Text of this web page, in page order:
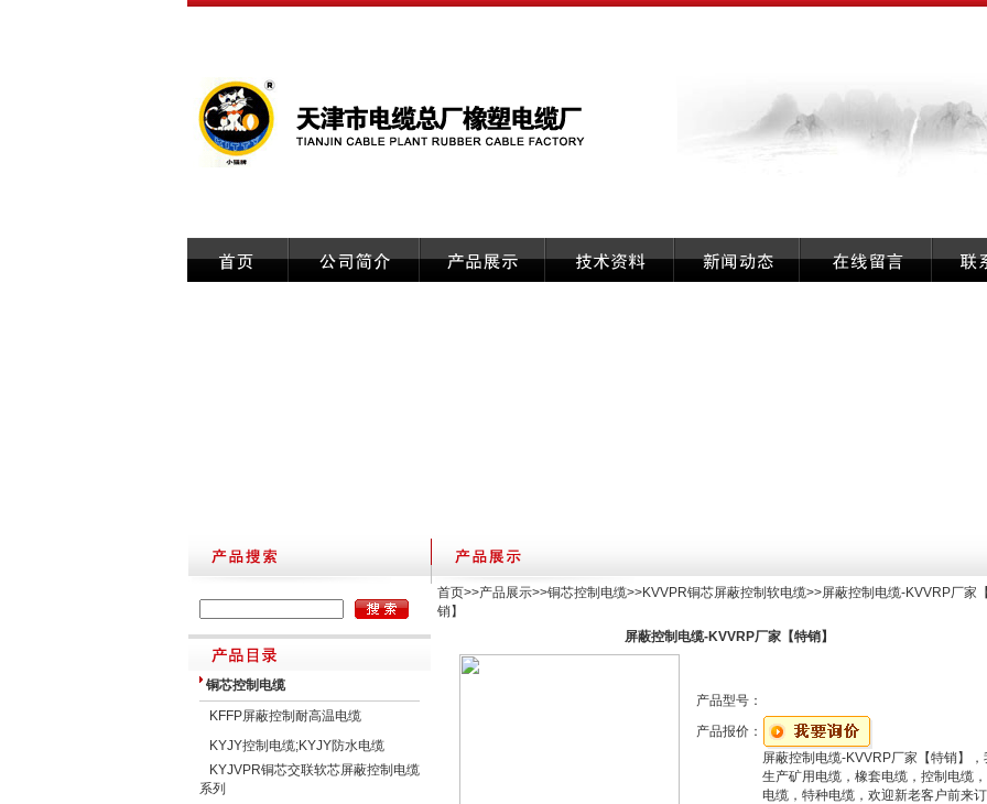
铜芯控制电缆
KFFP屏蔽控制耐高温电缆
KYJY控制电缆;KYJY防水电缆
KYJVPR铜芯交联软芯屏蔽控制电缆
系列
首页>>产品展示>>铜芯控制电缆>>KVVPR铜芯屏蔽控制软电缆>>屏蔽控制电缆-KVVRP厂家
销】
屏蔽控制电缆-KVVRP厂家【特销】
产品型号：
产品报价：
屏蔽控制电缆-KVVRP厂家【特销】，
生产矿用电缆，橡套电缆，控制电缆
电缆，特种电缆，欢迎新老客户前来